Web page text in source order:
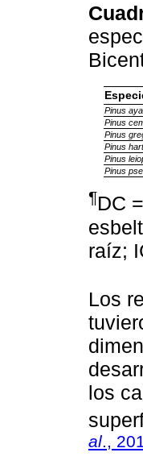
Pinus
Pinus
Pinus
Pinus
Pinus
Pinus
¶DC
raíz;
Los
los
al.,